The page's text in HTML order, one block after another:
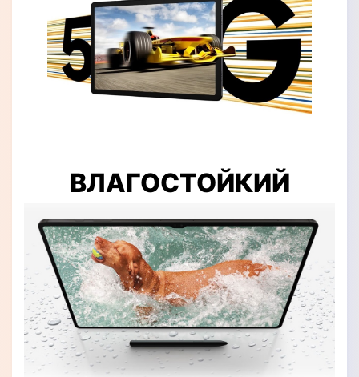
ВЛАГОСТОЙКИЙ